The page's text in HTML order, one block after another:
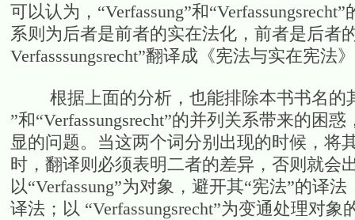
可以认为，“Verfassung”和
系则为后者是前者的实在法化，前者是后者
Verfasssungsrecht”翻译成《宪法与实在宪法
根据上面的分析，也能排除本书书名的其
”和“Verfassungsrecht”的并列关系带来的困
显的问题。当这两个词分别出现的时候，将
时，翻译则必须表明二者的差异，否则就会
以“Verfassung”为对象，避开其“宪法”的译
译法；以 “Verfassungsrecht”为变通处理对